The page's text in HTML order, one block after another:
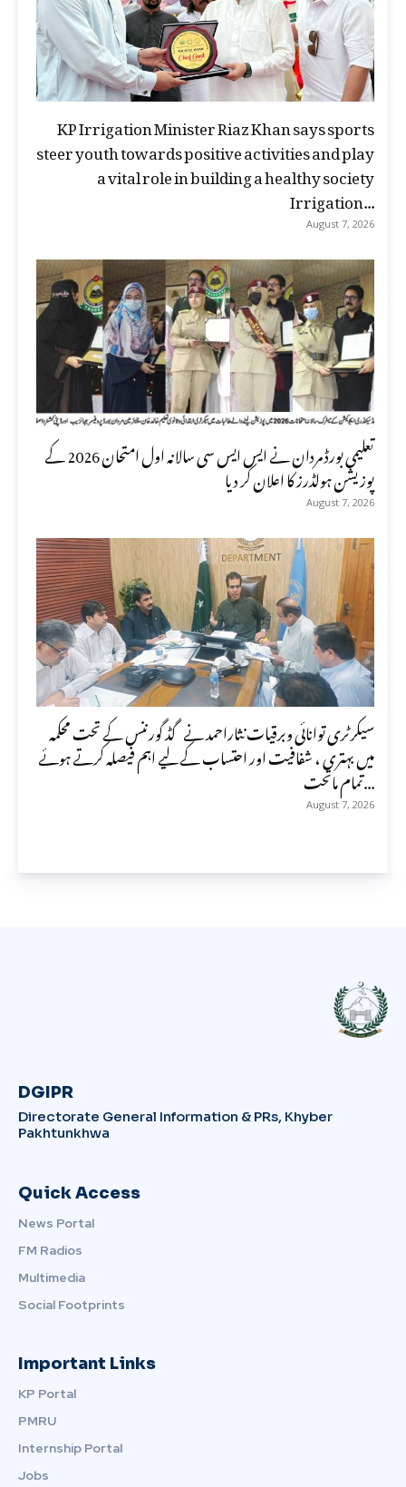
KP Irrigation Minister Riaz Khan says sports
steer youth towards positive activities and play
a vital role in building a healthy society
Irrigation...
August 7, 2026
تعلیمی بورڈ مردان نے ایس ایس سی سالانہ اول امتحان 2026 کے
پوزیشن ہولڈرز کا اعلان کر دیا
August 7, 2026
سیکرٹری توانائی وبرقیات نثاراحمد نے گڈ گورننس کے تحت محکمہ
میں بہتری ، شفافیت اور احتساب کے لیے اہم فیصلہ کرتے ہوئے
تمام ماتحت...
August 7, 2026
DGIPR
Directorate General Information & PRs, Khyber
Pakhtunkhwa
Quick Access
News Portal
FM Radios
Multimedia
Social Footprints
Important Links
KP Portal
PMRU
Internship Portal
Jobs